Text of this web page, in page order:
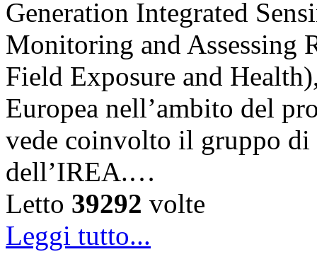
Generation Integrated
Monitoring and Assessing
Field Exposure and
Europea nell’ambito del
vede coinvolto il gruppo
dell’IREA.…
Letto 39292 volte
Leggi tutto...